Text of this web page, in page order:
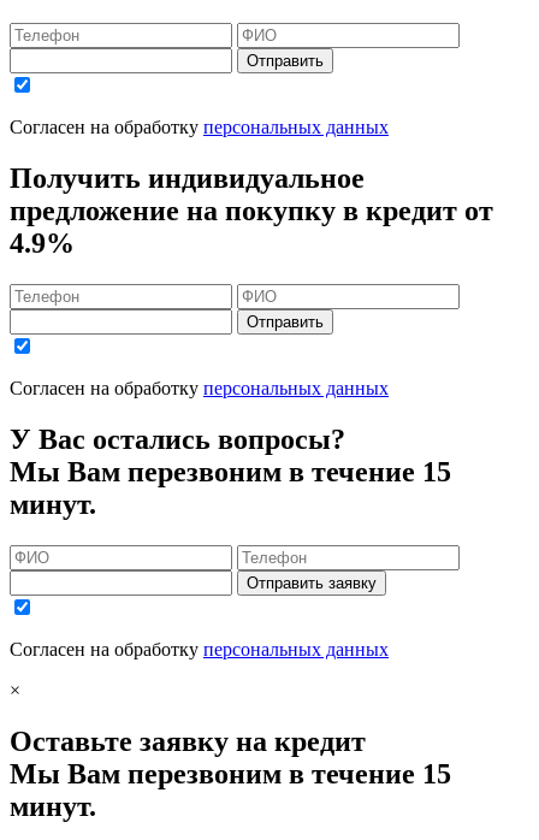
Отправить
Согласен на обработку персональных данных
Получить индивидуальное
предложение на покупку в кредит от
4.9%
Отправить
Согласен на обработку персональных данных
У Вас остались вопросы?
Мы Вам перезвоним в течение 15
минут.
Отправить заявку
Согласен на обработку персональных данных
×
Оставьте заявку на кредит
Мы Вам перезвоним в течение 15
минут.